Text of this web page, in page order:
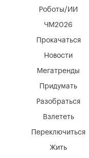
Мегатренды
Придумать
Разобраться
Взлететь
Новости
Переключиться
Жить
Роботы/ИИ
ЧМ2026
Прокачаться